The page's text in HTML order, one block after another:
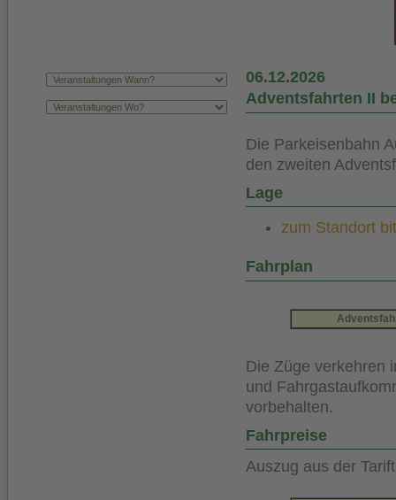
06.12.2026
Adventsfahrten II
Die Parkeisenbahn
den zweiten
Lage
zum Standort
Fahrplan
Die Züge verkehren
und
vorbehalten.
Fahrpreise
Auszug aus der